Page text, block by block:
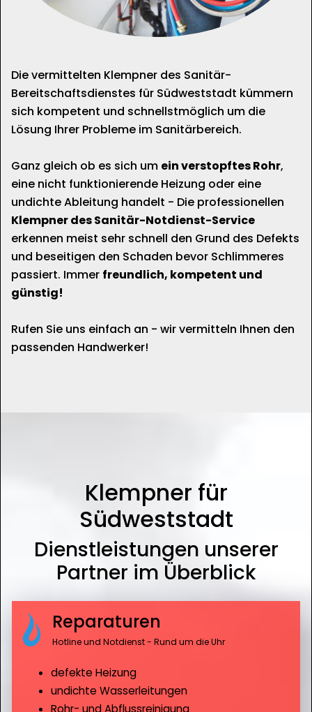
Die vermittelten Klempner des Sanitär-
Bereitschaftsdienstes für Südweststadt kümmern
sich kompetent und schnellstmöglich um die
Lösung Ihrer Probleme im Sanitärbereich.
Ganz gleich ob es sich um ein verstopftes Rohr,
eine nicht funktionierende Heizung oder eine
undichte Ableitung handelt - Die professionellen
Klempner des Sanitär-Notdienst-Service
erkennen meist sehr schnell den Grund des Defekts
und beseitigen den Schaden bevor Schlimmeres
passiert. Immer freundlich, kompetent und
günstig!
Rufen Sie uns einfach an - wir vermitteln Ihnen den
passenden Handwerker!
Klempner für
Südweststadt
Dienstleistungen unserer
Partner im Überblick
Reparaturen
Hotline und Notdienst - Rund um die Uhr
defekte Heizung
undichte Wasserleitungen
Rohr- und Abflussreinigung